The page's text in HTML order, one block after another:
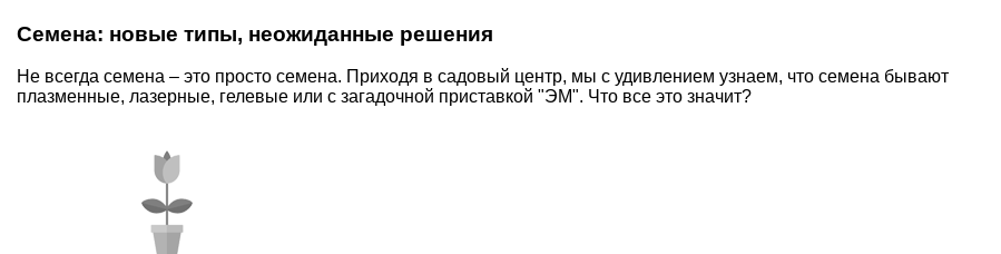
Семена: новые типы, неожиданные решения
Не всегда семена – это просто семена. Приходя в садовый центр, мы с удивлением узнаем, что семена бывают
плазменные, лазерные, гелевые или с загадочной приставкой "ЭМ". Что все это значит?